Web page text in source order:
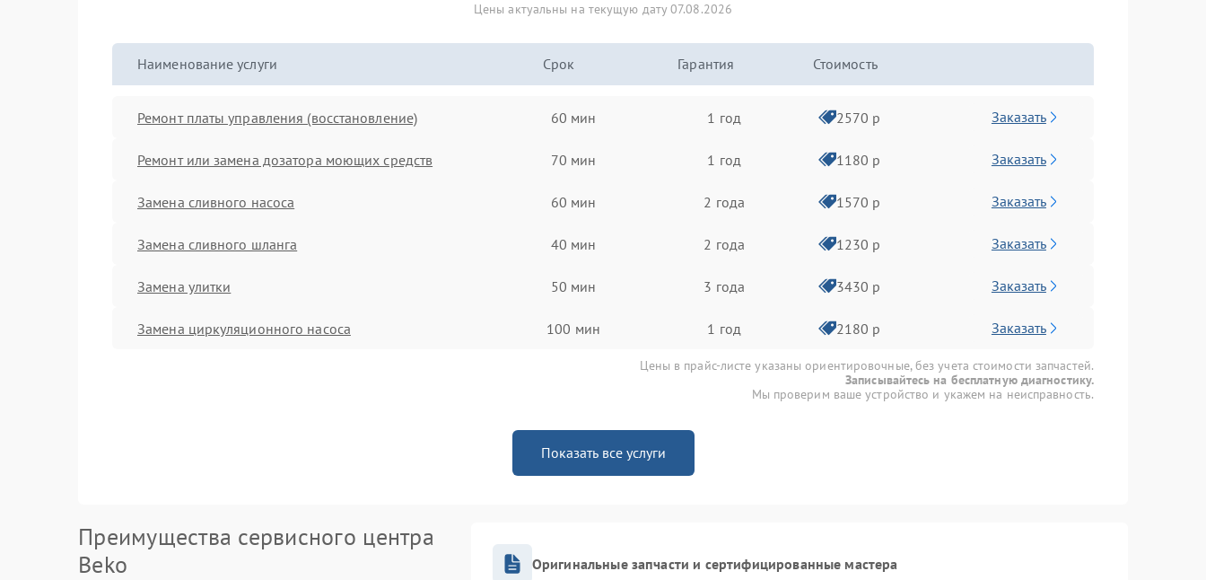
Цены актуальны на текущую дату 07.08.2026
Наименование услуги Срок Гарантия Стоимость
Ремонт платы управления (восстановление) 60 мин 1 год 2570 р Заказать
Ремонт или замена дозатора моющих средств 70 мин 1 год 1180 р Заказать
Замена сливного насоса 60 мин 2 года 1570 р Заказать
Замена сливного шланга 40 мин 2 года 1230 р Заказать
Замена улитки 50 мин 3 года 3430 р Заказать
Замена циркуляционного насоса 100 мин 1 год 2180 р Заказать
Цены в прайс-листе указаны ориентировочные, без учета стоимости запчастей.
Записывайтесь на бесплатную диагностику.
Мы проверим ваше устройство и укажем на неисправность.
Показать все услуги
Преимущества сервисного центра
Beko
Оригинальные запчасти и сертифицированные мастера